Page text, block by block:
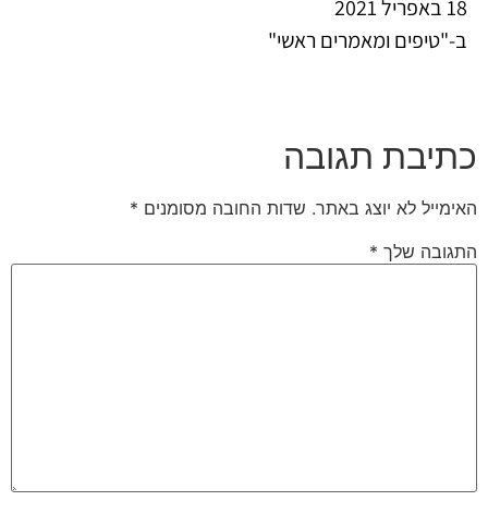
18 באפריל 2021
ב-"טיפים ומאמרים ראשי"
כתיבת תגובה
האימייל לא יוצג באתר. שדות החובה מסומנים *
התגובה שלך *